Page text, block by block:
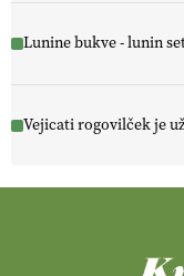
Lunine bukve - lunin
Vejicati rogovilček je